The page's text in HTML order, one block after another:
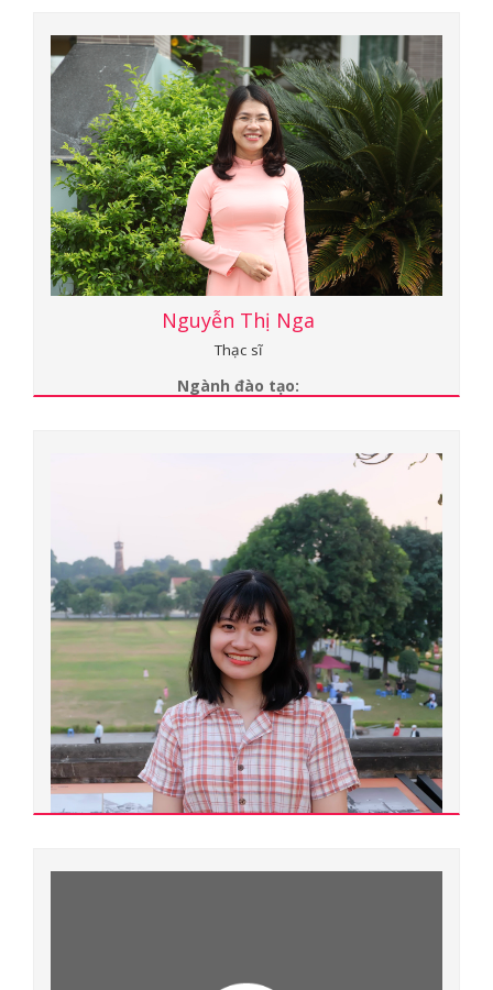
Nguyễn Thị Nga
Thạc sĩ
Ngành đào tạo:
Đơn vị quản lý:
Khoa Y tế công cộng
Xem chi tiết
Giáo dục học